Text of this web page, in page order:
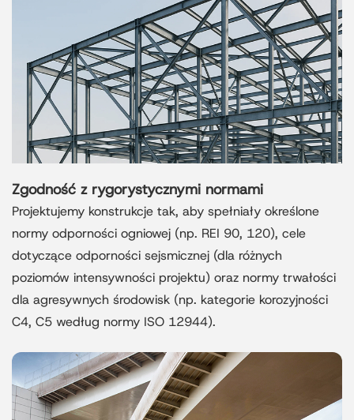
Zgodność z rygorystycznymi normami
Projektujemy konstrukcje tak, aby spełniały określone
normy odporności ogniowej (np. REI 90, 120), cele
dotyczące odporności sejsmicznej (dla różnych
poziomów intensywności projektu) oraz normy trwałości
dla agresywnych środowisk (np. kategorie korozyjności
C4, C5 według normy ISO 12944).